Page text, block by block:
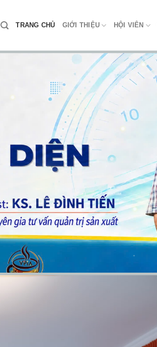
TRANG CHỦ GIỚI THIỆU HỘI VIÊN